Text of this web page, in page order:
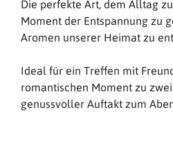
Die perfekte Art, dem Alltag
Moment der Entspannung zu
Aromen unserer Heimat zu
Ideal für ein Treffen mit
romantischen Moment zu
genussvoller Auftakt zum